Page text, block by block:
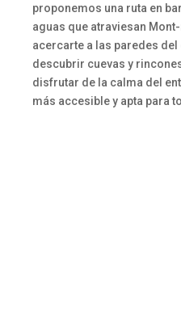
proponemos una ruta en
aguas que atraviesan
acercarte a las paredes
descubrir cuevas y
disfrutar de la calma del
más accesible y apta para